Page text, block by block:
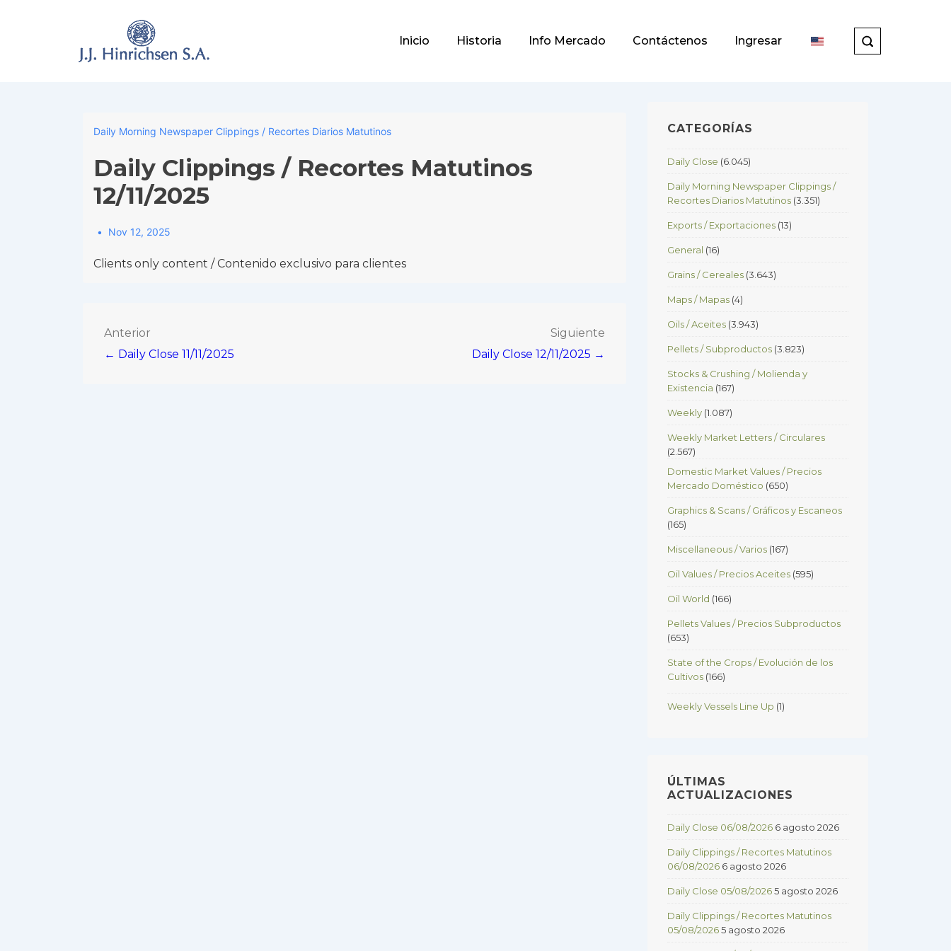
Main
Inicio Historia Info Mercado Contáctenos Ingresar
Daily Morning Newspaper Clippings / Recortes Diarios Matutinos
Daily Clippings / Recortes Matutinos
12/11/2025
Nov 12, 2025
Clients only content / Contenido exclusivo para clientes
Navegación
de
Anterior
← Daily Close 11/11/2025
Siguiente
Daily Close 12/11/2025 →
CATEGORÍAS
Daily Close (6.045)
Daily Morning Newspaper Clippings /
Recortes Diarios Matutinos (3.351)
Exports / Exportaciones (13)
General (16)
Grains / Cereales (3.643)
Maps / Mapas (4)
Oils / Aceites (3.943)
Pellets / Subproductos (3.823)
Stocks & Crushing / Molienda y
Existencia (167)
Weekly (1.087)
Weekly Market Letters / Circulares
(2.567)
Domestic Market Values / Precios
Mercado Doméstico (650)
Graphics & Scans / Gráficos y Escaneos
(165)
Miscellaneous / Varios (167)
Oil Values / Precios Aceites (595)
Oil World (166)
Pellets Values / Precios Subproductos
(653)
State of the Crops / Evolución de los
Cultivos (166)
Weekly Vessels Line Up (1)
ÚLTIMAS
ACTUALIZACIONES
Daily Close 06/08/2026 6 agosto 2026
Daily Clippings / Recortes Matutinos
06/08/2026 6 agosto 2026
Daily Close 05/08/20265 agosto 2026
Daily Clippings / Recortes Matutinos
05/08/20265 agosto 2026